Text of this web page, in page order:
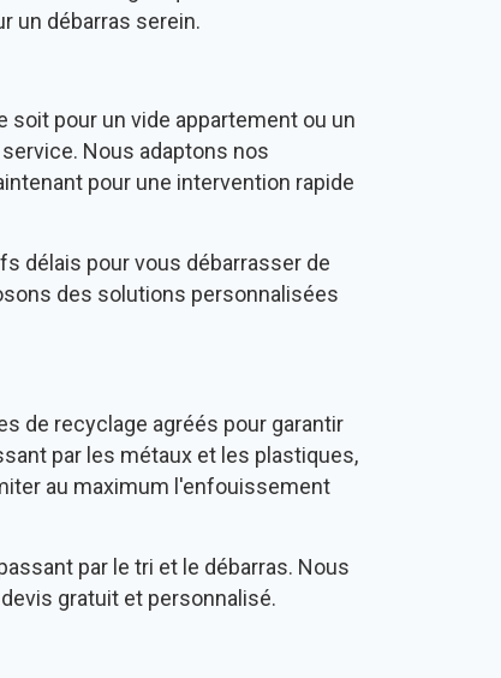
un débarras serein.
soit pour un vide appartement ou un
Nous adaptons nos
pour une intervention rapide
délais pour vous débarrasser de
des solutions personnalisées
de recyclage agréés pour garantir
par les métaux et les plastiques,
au maximum l'enfouissement
par le tri et le débarras. Nous
gratuit et personnalisé.